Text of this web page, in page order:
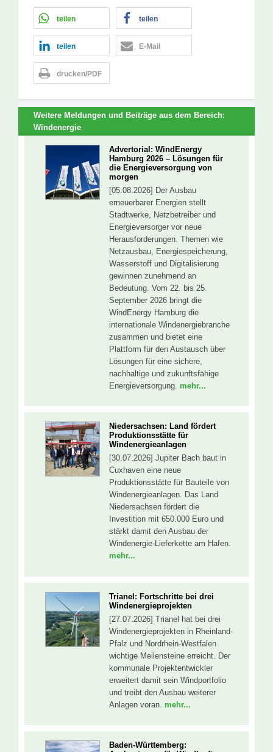
teilen teilen
teilen E-Mail
drucken/PDF
Weitere Meldungen und Beiträge aus dem Bereich:
Windenergie
Advertorial: WindEnergy
Hamburg 2026 – Lösungen für
die Energieversorgung von
morgen
[05.08.2026] Der Ausbau
erneuerbarer Energien stellt
Stadtwerke, Netzbetreiber und
Energieversorger vor neue
Herausforderungen. Themen wie
Netzausbau, Energiespeicherung,
Wasserstoff und Digitalisierung
gewinnen zunehmend an
Bedeutung. Vom 22. bis 25.
September 2026 bringt die
WindEnergy Hamburg die
internationale Windenergiebranche
zusammen und bietet eine
Plattform für den Austausch über
Lösungen für eine sichere,
nachhaltige und zukunftsfähige
Energieversorgung. mehr...
Niedersachsen: Land fördert
Produktionsstätte für
Windenergieanlagen
[30.07.2026] Jupiter Bach baut in
Cuxhaven eine neue
Produktionsstätte für Bauteile von
Windenergieanlagen. Das Land
Niedersachsen fördert die
Investition mit 650.000 Euro und
stärkt damit den Ausbau der
Windenergie-Lieferkette am Hafen.
mehr...
Trianel: Fortschritte bei drei
Windenergieprojekten
[27.07.2026] Trianel hat bei drei
Windenergieprojekten in Rheinland-
Pfalz und Nordrhein-Westfalen
wichtige Meilensteine erreicht. Der
kommunale Projektentwickler
erweitert damit sein Windportfolio
und treibt den Ausbau weiterer
Anlagen voran. mehr...
Baden-Württemberg: